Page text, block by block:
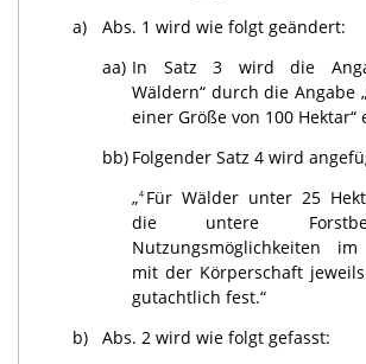
a)
Abs. 1 wird wie folgt geändert:
aa) In Satz 3 wird die
Wäldern“ durch die Angabe
einer Größe von 100 Hektar“
bb) Folgender Satz 4 wird
„4 Für Wälder unter 25
die untere
Nutzungsmöglichkeiten im
mit der Körperschaft
gutachtlich fest.“
b)
Abs. 2 wird wie folgt gefasst: